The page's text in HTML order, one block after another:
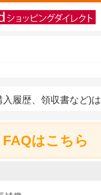
入履歴、領収書など)は
FAQはこちら